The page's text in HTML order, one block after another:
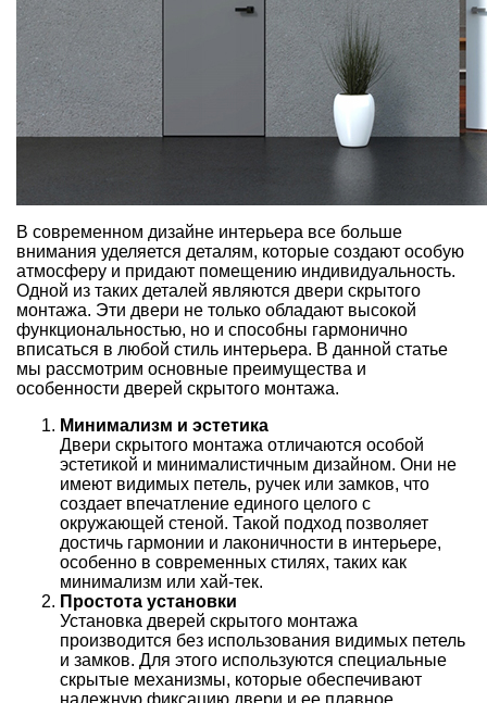
В современном дизайне интерьера все больше
внимания уделяется деталям, которые создают особую
атмосферу и придают помещению индивидуальность.
Одной из таких деталей являются двери скрытого
монтажа. Эти двери не только обладают высокой
функциональностью, но и способны гармонично
вписаться в любой стиль интерьера. В данной статье
мы рассмотрим основные преимущества и
особенности дверей скрытого монтажа.
Минимализм и эстетика
Двери скрытого монтажа отличаются особой
эстетикой и минималистичным дизайном. Они не
имеют видимых петель, ручек или замков, что
создает впечатление единого целого с
окружающей стеной. Такой подход позволяет
достичь гармонии и лаконичности в интерьере,
особенно в современных стилях, таких как
минимализм или хай-тек.
Простота установки
Установка дверей скрытого монтажа
производится без использования видимых петель
и замков. Для этого используются специальные
скрытые механизмы, которые обеспечивают